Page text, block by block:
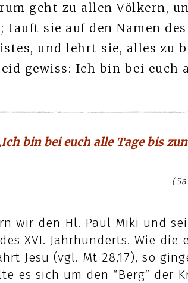
geht zu allen Völkern,
tauft sie auf den Namen
und lehrt sie, alles zu
gewiss: Ich bin bei euch
bin bei euch alle Tage bis
wir den Hl. Paul Miki und
XVI. Jahrhunderts. Wie die
Jesu (vgl. Mt 28,17), so
es sich um den “Berg” der